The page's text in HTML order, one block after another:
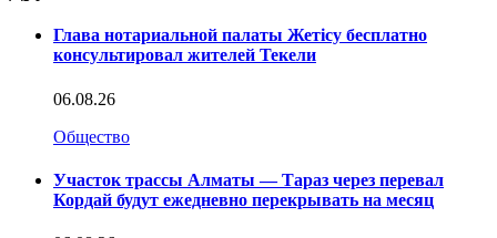
Глава нотариальной палаты Жетісу бесплатно
консультировал жителей Текели
06.08.26
Общество
Участок трассы Алматы — Тараз через перевал
Кордай будут ежедневно перекрывать на месяц